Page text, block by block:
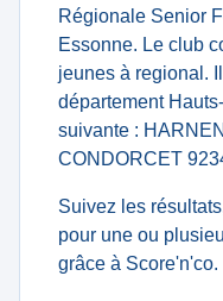
Régionale Senior
Essonne. Le club
jeunes à regional.
département
suivante :
CONDORCET
Suivez les
pour une ou
grâce à Score'n'co.